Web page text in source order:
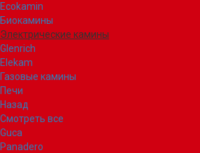
Ecokamin
Биокамины
Электрические камины
Glenrich
Elekam
Газовые камины
Печи
Назад
Смотреть все
Guca
Panadero